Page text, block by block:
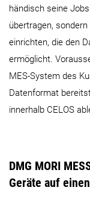
händisch seine
übertragen,
einrichten, die den
ermöglicht.
MES-System des
Datenformat
innerhalb CELOS
DMG MORI
Geräte auf